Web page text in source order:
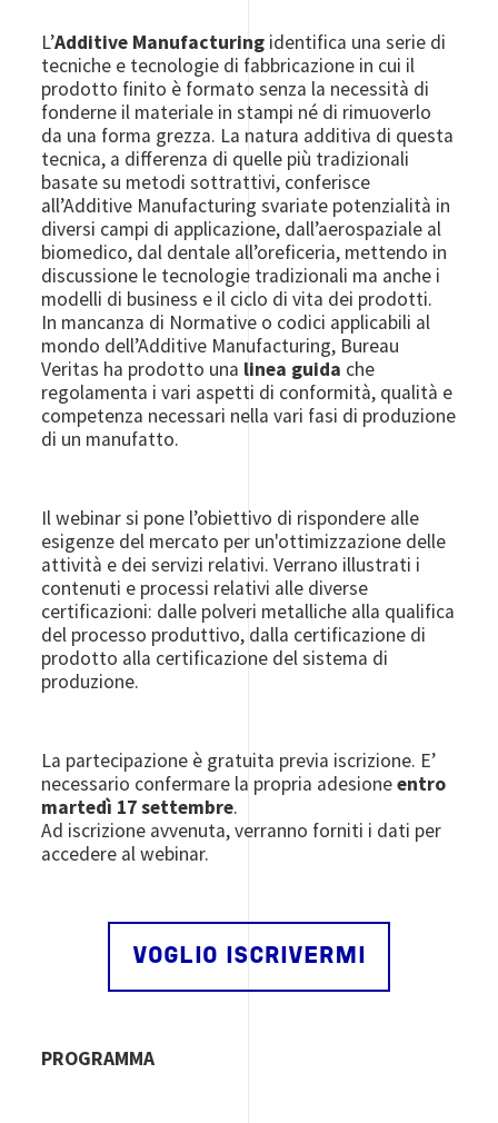
L’Additive Manufacturing identifica una serie di
tecniche e tecnologie di fabbricazione in cui il
prodotto finito è formato senza la necessità di
fonderne il materiale in stampi né di rimuoverlo
da una forma grezza. La natura additiva di questa
tecnica, a differenza di quelle più tradizionali
basate su metodi sottrattivi, conferisce
all’Additive Manufacturing svariate potenzialità in
diversi campi di applicazione, dall’aerospaziale al
biomedico, dal dentale all’oreficeria, mettendo in
discussione le tecnologie tradizionali ma anche i
modelli di business e il ciclo di vita dei prodotti.
In mancanza di Normative o codici applicabili al
mondo dell’Additive Manufacturing, Bureau
Veritas ha prodotto una linea guida che
regolamenta i vari aspetti di conformità, qualità e
competenza necessari nella vari fasi di produzione
di un manufatto.
Il webinar si pone l’obiettivo di rispondere alle
esigenze del mercato per un'ottimizzazione delle
attività e dei servizi relativi. Verrano illustrati i
contenuti e processi relativi alle diverse
certificazioni: dalle polveri metalliche alla qualifica
del processo produttivo, dalla certificazione di
prodotto alla certificazione del sistema di
produzione.
La partecipazione è gratuita previa iscrizione. E’
necessario confermare la propria adesioneentro
martedì 17 settembre.
Ad iscrizione avvenuta, verranno forniti i dati per
accedere al webinar.
VOGLIO ISCRIVERMI
PROGRAMMA